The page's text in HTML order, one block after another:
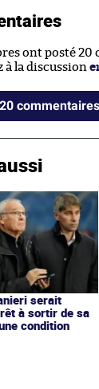
ont posté
à la discussion
Voir les 20 commentaires
serait
à sortir de sa
condition